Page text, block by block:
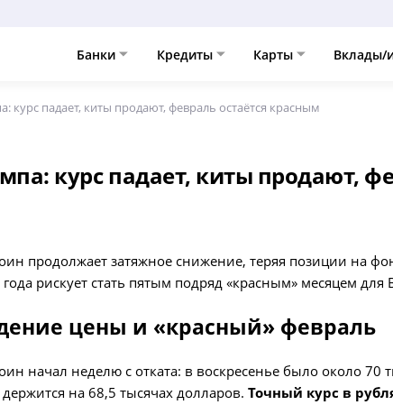
Банки Кредиты Карты Вклады/
курс падает, киты продают, февраль остаётся красным
курс падает, киты продают,
продолжает затяжное снижение, теряя позиции на
рискует стать пятым подряд «красным» месяцем для
цены и «красный» февраль
начал неделю с отката: в воскресенье было около
держится на 68,5 тысячах долларов.Точный курс в